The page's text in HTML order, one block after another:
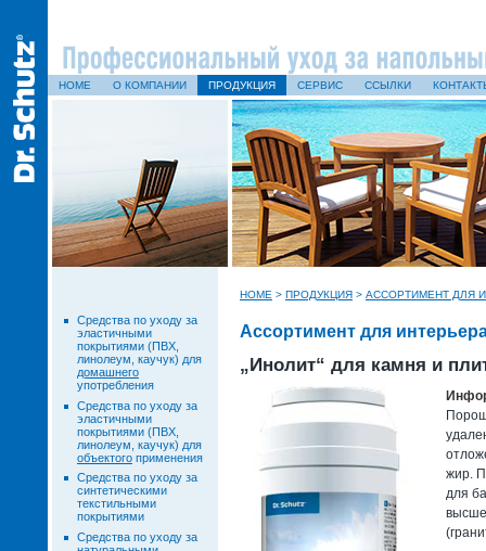
HOME О КОМПАНИИ ПРОДУКЦИЯ СЕРВИС ССЫЛКИ
Средства по уходу за
эластичными
покрытиями (ПВХ,
линолеум, каучук) для
домашнего
употребления
Средства по уходу за
эластичными
покрытиями (ПВХ,
линолеум, каучук) для
объектогоприменения
Средства по уходу за
синтетическими
текстильными
покрытиями
Средства по уходу за
HOME > ПРОДУКЦИЯ > АССОРТИМЕНТ ДЛЯ
Ассортимент для
„Инолит“ для камня и
жир.
для